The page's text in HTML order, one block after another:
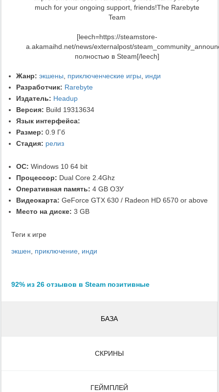
much for your ongoing support, friends!The Rarebyte
Team
[leech=https://steamstore-
a.akamaihd.net/news/externalpost/
полностью в Steam[/leech]
Жанр: экшены приключенческие игры
инди
Разработчик: Rarebyte
Издатель: Headup
Версия: Build 19313634
Язык интерфейса:
Размер: 0.9 Гб
Стадия: релиз
ОС: Windows 10 64 bit
Процессор: Dual Core 2.4Ghz
Оперативная память: 4 GB ОЗУ
Видеокарта: GeForce GTX 630 / Radeon HD 6570 or above
Место на диске: 3 GB
Теги к игре
экшен приключение инди
92% из 26 отзывов в Steam позитивные
БАЗА
СКРИНЫ
ГЕЙМПЛЕЙ